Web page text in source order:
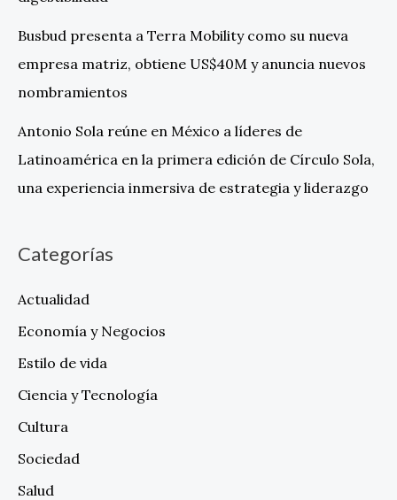
Busbud presenta a Terra Mobility como su nueva
empresa matriz, obtiene US$40M y anuncia nuevos
nombramientos
Antonio Sola reúne en México a líderes de
Latinoamérica en la primera edición de Círculo Sola,
una experiencia inmersiva de estrategia y liderazgo
Categorías
Actualidad
Economía y Negocios
Estilo de vida
Ciencia y Tecnología
Cultura
Sociedad
Salud